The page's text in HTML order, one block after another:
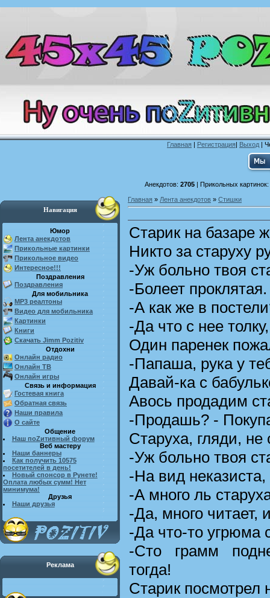
Главная | Регистрация| Выход |
Анекдотов: 2705| Прикольных картинок:
Навигация
Юмор
Лента анекдотов
Прикольные картинки
Прикольное видео
Интересное!!!
Поздравления
Поздравления
Для мобильника
MP3 реалтоны
Видео для мобильника
Картинки
Книги
Скачать Jimm Pozitiv
Отдохни
Онлайн радио
Онлайн ТВ
Онлайн игры
Связь и информация
Гостевая книга
Обратная связь
Наши правила
О сайте
Общение
Наш поZитивный форум
Веб мастеру
Наши баннеры
Как получить 10575
посетителей в день!
Новый спонсор в Рунете!
Оплата любых сумм! Нет
минимума!
Друзья
Наши друзья
Реклама
Главная » Лента анекдотов » Стишки
Старик на базаре
Никто за старуху
-Уж больно твоя
-Болеет
-А как же в
-Да что с нее
Один паренек
-Папаша, рука у
Давай-ка с
Авось продадим
-Продашь? -
Старуха, гляди, не
-Уж больно твоя
-На вид
-А много ль
-Да, много читает,
-Да что-то угрюма
-Сто грамм
тогда!
Старик